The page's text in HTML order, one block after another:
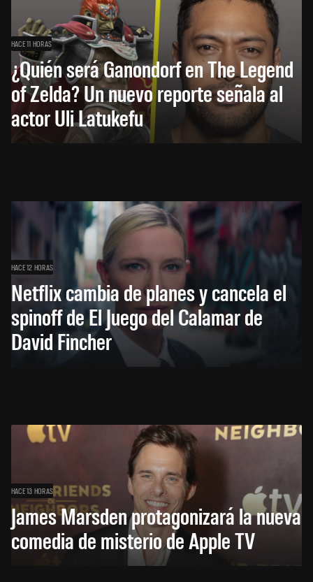
HACE 11 HORAS
¿Quién será Ganondorf en The Legend
of Zelda? Un nuevo reporte señala al
actor Uli Latukefu
HACE 12 HORAS
Netflix cambia de planes y cancela el
spinoff de El Juego del Calamar de
David Fincher
HACE 13 HORAS
James Marsden protagonizará la nueva
comedia de misterio de Apple TV